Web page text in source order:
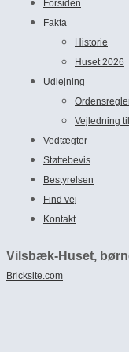
Forsiden
Fakta
Historie
Huset 2026
Udlejning
Vejledning
Vedtægter
Støttebevis
Bestyrelsen
Find vej
Kontakt
Vilsbæk-Huset,
Bricksite.com